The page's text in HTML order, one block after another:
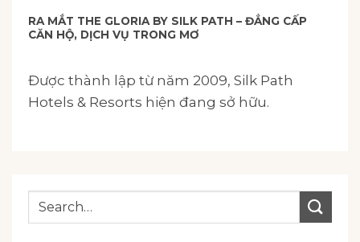
RA MẮT THE GLORIA BY SILK PATH – ĐẲNG CẤP
CĂN HỘ, DỊCH VỤ TRONG MƠ
Được thành lập từ năm 2009, Silk Path
Hotels & Resorts hiện đang sở hữu.